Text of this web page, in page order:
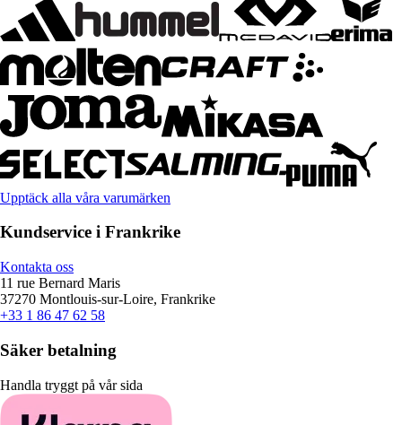
Upptäck alla våra varumärken
Kundservice i Frankrike
Kontakta oss
11 rue Bernard Maris
37270 Montlouis-sur-Loire, Frankrike
+33 1 86 47 62 58
Säker betalning
Handla tryggt på vår sida